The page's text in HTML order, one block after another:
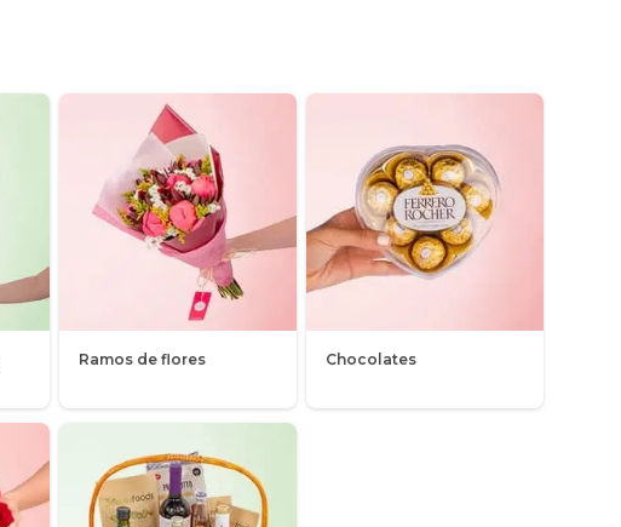
Ramos de flores Chocolates